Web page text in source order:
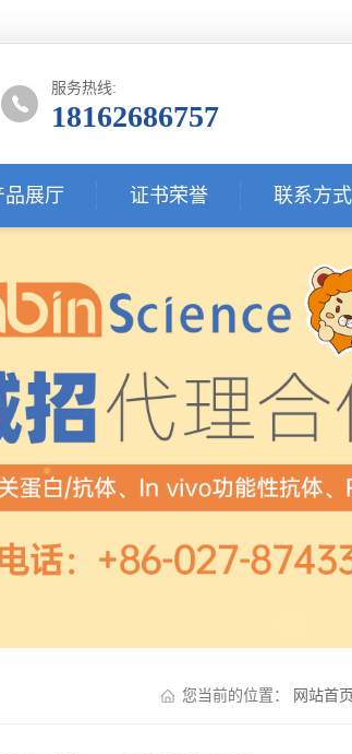
服务热线:
18162686757
品展厅 证书荣誉 联系方式
您当前的位置： 网站首页